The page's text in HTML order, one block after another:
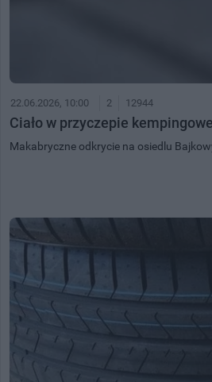
22.06.2026, 10:00 2 12944
Ciało w przyczepie
Makabryczne odkrycie na osiedlu